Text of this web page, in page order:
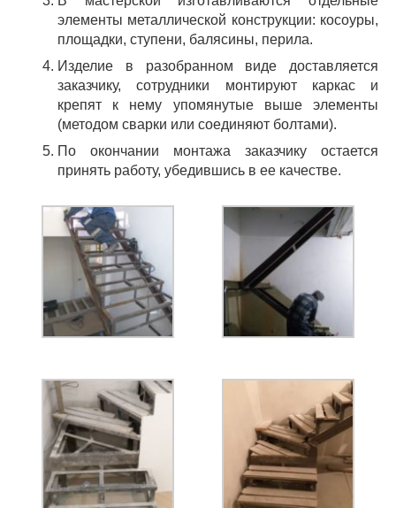
элементы металлической конструкции: косоуры,
площадки, ступени, балясины, перила.
Изделие в разобранном виде доставляется
заказчику, сотрудники монтируют каркас и
крепят к нему упомянутые выше элементы
(методом сварки или соединяют болтами).
По окончании монтажа заказчику остается
принять работу, убедившись в ее качестве.